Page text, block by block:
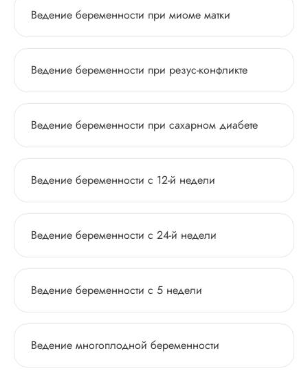
Ведение беременности при миоме матки
Ведение беременности при резус-конфликте
Ведение беременности при сахарном диабете
Ведение беременности с 12-й недели
Ведение беременности с 24-й недели
Ведение беременности с 5 недели
Ведение многоплодной беременности